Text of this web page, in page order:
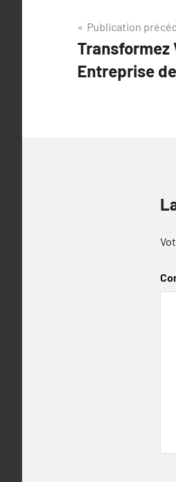
Navigation
de
l’article
Publication
Transformez
Entreprise